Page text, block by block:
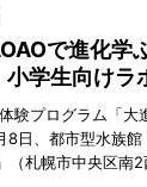
で進化学
学生向けラ
験プログラム「大
8日、都市型水族館
（札幌市中央区南